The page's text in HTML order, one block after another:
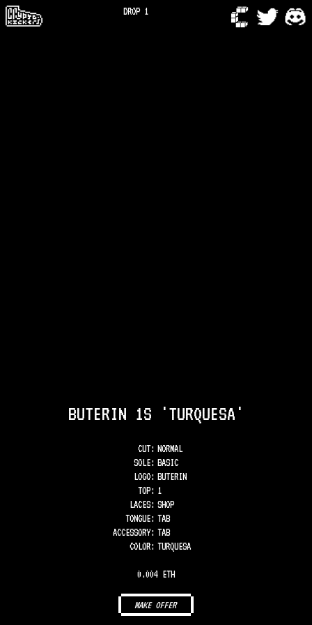
DROP 1
BUTERIN 1S 'TURQUESA'
CUT: NORMAL
SOLE: BASIC
LOGO: BUTERIN
TOP: 1
LACES: SHOP
TONGUE: TAB
ACCESSORY: TAB
COLOR: TURQUESA
0.004 ETH
MAKE OFFER